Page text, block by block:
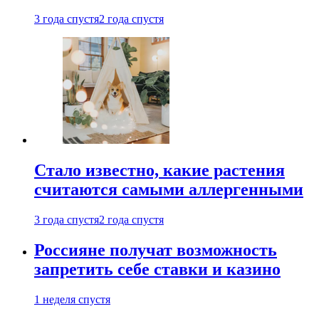
3 года спустя2 года спустя
Стало известно, какие растения
считаются самыми аллергенными
3 года спустя2 года спустя
Россияне получат возможность
запретить себе ставки и казино
1 неделя спустя